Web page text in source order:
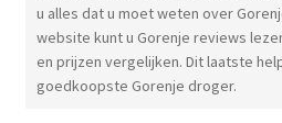
u alles dat u moet weten over
website kunt u Gorenje reviews
en prijzen vergelijken. Dit laatste
goedkoopste Gorenje droger.